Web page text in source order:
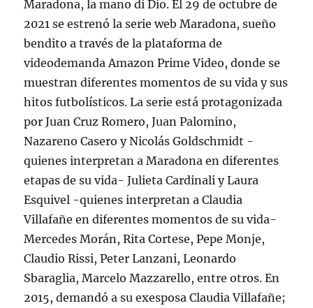
Maradona, la mano di Dio. El 29 de octubre de
2021 se estrenó la serie web Maradona, sueño
bendito a través de la plataforma de
videodemanda Amazon Prime Video, donde se
muestran diferentes momentos de su vida y sus
hitos futbolísticos. La serie está protagonizada
por Juan Cruz Romero, Juan Palomino,
Nazareno Casero y Nicolás Goldschmidt -
quienes interpretan a Maradona en diferentes
etapas de su vida- Julieta Cardinali y Laura
Esquivel -quienes interpretan a Claudia
Villafañe en diferentes momentos de su vida-
Mercedes Morán, Rita Cortese, Pepe Monje,
Claudio Rissi, Peter Lanzani, Leonardo
Sbaraglia, Marcelo Mazzarello, entre otros. En
2015, demandó a su exesposa Claudia Villafañe;